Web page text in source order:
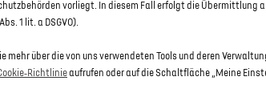
vorliegt. In diesem Fall erfolgt die Übermittlung
1 lit. a DSGVO).
mehr über die von uns verwendeten Tools und deren
aufrufen oder auf die Schaltfläche „Meine